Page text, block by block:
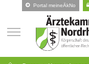
Portal meineÄkNo